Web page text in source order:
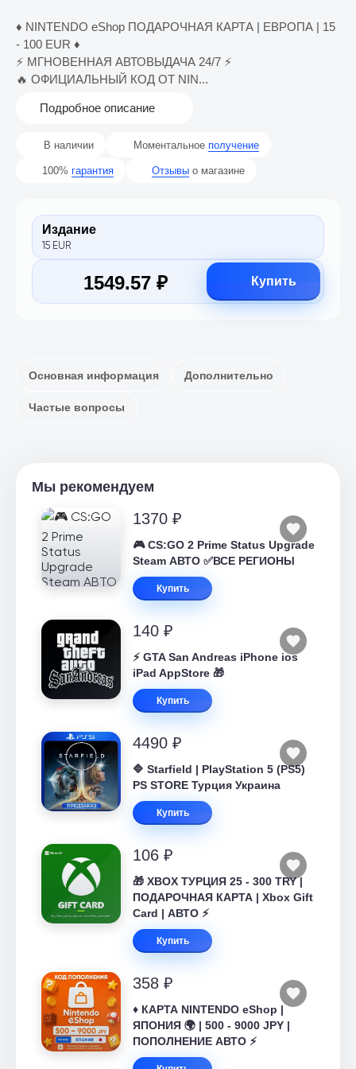
♦️ NINTENDO eShop ПОДАРОЧНАЯ КАРТА | ЕВРОПА | 15
- 100 EUR ♦️
⚡️ МГНОВЕННАЯ АВТОВЫДАЧА 24/7 ⚡️
🔥 ОФИЦИАЛЬНЫЙ КОД ОТ NIN...
Подробное описание
В наличии Моментальное получение
100% гарантия Отзывы о магазине
Издание
15 EUR
1549.57 ₽ Купить
Основная информация Дополнительно
Частые вопросы
Мы рекомендуем
1370 ₽
🎮 CS:GO 2 Prime Status Upgrade
Steam АВТО ✅ВСЕ РЕГИОНЫ
Купить
140 ₽
⚡️ GTA San Andreas iPhone ios
iPad AppStore 🎁
Купить
4490 ₽
🔷 Starfield | PlayStation 5 (PS5)
PS STORE Турция Украина
Купить
106 ₽
🎁 XBOX ТУРЦИЯ 25 - 300 TRY |
ПОДАРОЧНАЯ КАРТА | Xbox Gift
Card | АВТО ⚡
Купить
358 ₽
♦️ КАРТА NINTENDO eShop |
ЯПОНИЯ 🌍 | 500 - 9000 JPY |
ПОПОЛНЕНИЕ АВТО ⚡